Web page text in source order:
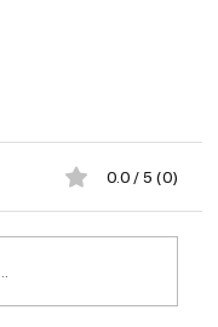
0.0 / 5 (0)